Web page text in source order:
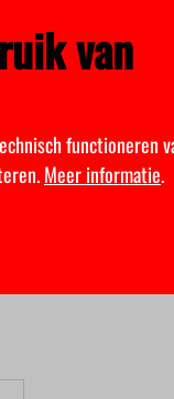
toenemen, zoals de
staan in de
de Hogeschool
van
functioneren
Meer informatie.